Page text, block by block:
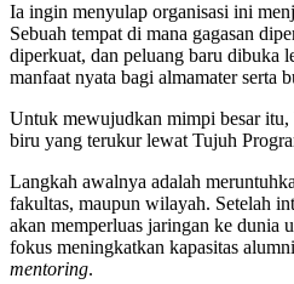
Ia ingin menyulap organisasi ini
Sebuah tempat di mana gagasan
diperkuat, dan peluang baru dibuka
manfaat nyata bagi almamater serta
Untuk mewujudkan mimpi besar
biru yang terukur lewat Tujuh
Langkah awalnya adalah
fakultas, maupun wilayah. Setelah
akan memperluas jaringan ke dunia
fokus meningkatkan kapasitas
mentoring.